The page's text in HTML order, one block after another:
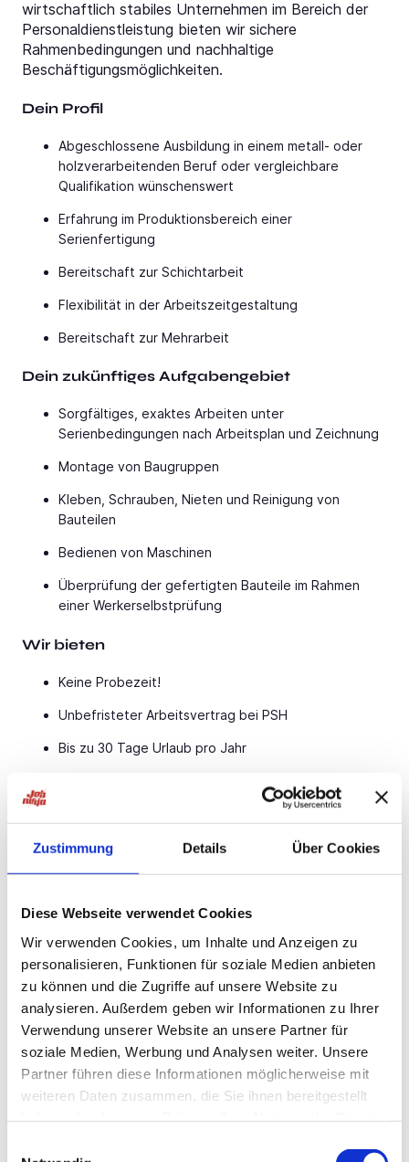
Zustimmung Details Über Cookies
Diese Webseite verwendet Cookies
Wir verwenden Cookies, um Inhalte und Anzeigen zu
personalisieren, Funktionen für soziale Medien anbieten
zu können und die Zugriffe auf unsere Website zu
analysieren. Außerdem geben wir Informationen zu Ihrer
Verwendung unserer Website an unsere Partner für
soziale Medien, Werbung und Analysen weiter. Unsere
Partner führen diese Informationen möglicherweise mit
weiteren Daten zusammen, die Sie ihnen bereitgestellt
wirtschaftlich stabiles Unternehmen im Bereich der
Personaldienstleistung bieten wir sichere
Rahmenbedingungen und nachhaltige
Beschäftigungsmöglichkeiten.
Dein Profil
Abgeschlossene Ausbildung in einem metall- oder
holzverarbeitenden Beruf oder vergleichbare
Qualifikation wünschenswert
Erfahrung im Produktionsbereich einer
Serienfertigung
Bereitschaft zur Schichtarbeit
Flexibilität in der Arbeitszeitgestaltung
Bereitschaft zur Mehrarbeit
Dein zukünftiges Aufgabengebiet
Sorgfältiges, exaktes Arbeiten unter
Serienbedingungen nach Arbeitsplan und Zeichnung
Montage von Baugruppen
Kleben, Schrauben, Nieten und Reinigung von
Bauteilen
Bedienen von Maschinen
Überprüfung der gefertigten Bauteile im Rahmen
einer Werkerselbstprüfung
Wir bieten
Keine Probezeit!
Unbefristeter Arbeitsvertrag bei PSH
Bis zu 30 Tage Urlaub pro Jahr
Übertarifliche Bezahlung, Urlaubs- & Weihnachtsgeld
Weiterbildungen auf Kosten des Arbeitgebers
Übernahmemöglichkeit beim Kundenbetrieb
Persönliche Betreuung durch dein PSH-Team vor Ort
Teamgeist & gelebte Loyalität im täglichen
Miteinander
Ansprechpartner
Mirko Backhaus
Geschäftsleitung
0441-233596-71
Personal Service PSH Oldenburg GmbH
26123 Oldenburg